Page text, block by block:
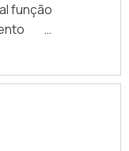
função
e
Além
de um
o torna
a ele
do